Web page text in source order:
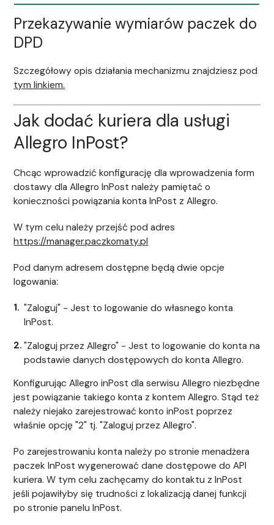
Przekazywanie wymiarów paczek do
DPD
Szczegółowy opis działania mechanizmu znajdziesz pod
tym linkiem.
Jak dodać kuriera dla usługi
Allegro InPost?
Chcąc wprowadzić konfigurację dla wprowadzenia form
dostawy dla Allegro InPost należy pamiętać o
konieczności powiązania konta InPost z Allegro.
W tym celu należy przejść pod adres
https://manager.paczkomaty.pl
Pod danym adresem dostępne będą dwie opcje
logowania:
"Zaloguj" - Jest to logowanie do własnego konta
InPost.
"Zaloguj przez Allegro" - Jest to logowanie do konta na
podstawie danych dostępowych do konta Allegro.
Konfigurując Allegro inPost dla serwisu Allegro niezbędne
jest powiązanie takiego konta z kontem Allegro. Stąd też
należy niejako zarejestrować konto inPost poprzez
właśnie opcję "2" tj. "Zaloguj przez Allegro".
Po zarejestrowaniu konta należy po stronie menadżera
paczek InPost wygenerować dane dostępowe do API
kuriera. W tym celu zachęcamy do kontaktu z InPost
jeśli pojawiłyby się trudności z lokalizacją danej funkcji
po stronie panelu InPost.